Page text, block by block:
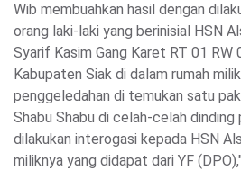
Wib membuahkan hasil dengan
orang laki-laki yang berinisial HSN
Syarif Kasim Gang Karet RT 01 RW
Kabupaten Siak di dalam rumah
penggeledahan di temukan satu
Shabu Shabu di celah-celah dinding
dilakukan interogasi kepada HSN
miliknya yang didapat dari YF